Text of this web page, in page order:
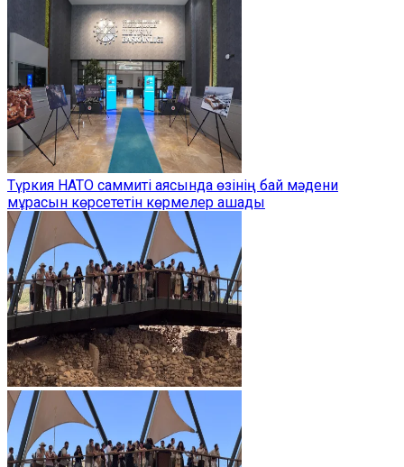
Түркия НАТО саммиті аясында өзінің бай мәдени
мұрасын көрсететін көрмелер ашады